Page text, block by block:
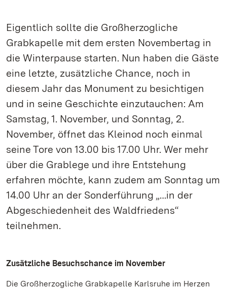
Eigentlich sollte die Großherzogliche
Grabkapelle mit dem ersten Novembertag in
die Winterpause starten. Nun haben die Gäste
eine letzte, zusätzliche Chance, noch in
diesem Jahr das Monument zu besichtigen
und in seine Geschichte einzutauchen: Am
Samstag, 1. November, und Sonntag, 2.
November, öffnet das Kleinod noch einmal
seine Tore von 13.00 bis 17.00 Uhr. Wer mehr
über die Grablege und ihre Entstehung
erfahren möchte, kann zudem am Sonntag um
14.00 Uhr an der Sonderführung „…in der
Abgeschiedenheit des Waldfriedens“
teilnehmen.
Zusätzliche Besuchschance im November
Die Großherzogliche Grabkapelle Karlsruhe im Herzen